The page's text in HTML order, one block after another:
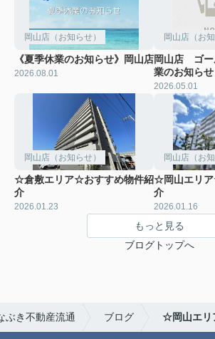
岡山店（お知らせ）
《夏季休業のお知らせ》岡山店
2026.08.01
岡山店（お知
岡山店 ゴー
業のお知らせ
2026.05.01
岡山店（お知らせ）
☆倉敷エリア☆おすすめ物件紹
介
2026.01.23
岡山店（お知
☆岡山エリ
介
2026.01.16
もっと見る
ブログトップへ
ぶき不動産流通 ブログ ☆岡山エリ